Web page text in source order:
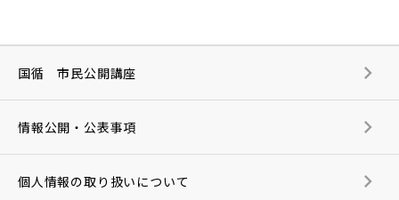
国循 市民公開講座
情報公開・公表事項
個人情報の取り扱いについて